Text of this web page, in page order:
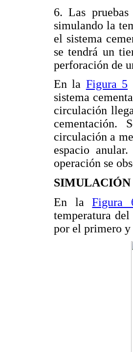
6. Las
simulando la
el sistema
se tendrá un
perforación de
En la Figura 5
sistema
circulación
cementación.
circulación a
espacio
operación se
SIMULACIÓN
En laFigura
temperatura
por el primero y